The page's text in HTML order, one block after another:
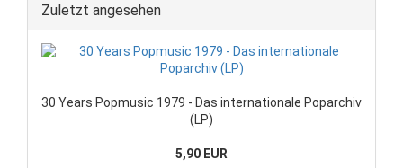
Zuletzt angesehen
30 Years Popmusic 1979 - Das internationale Poparchiv
(LP)
5,90 EUR